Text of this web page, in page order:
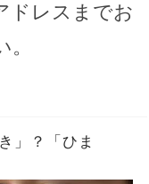
ドレスまでお
」？「ひま